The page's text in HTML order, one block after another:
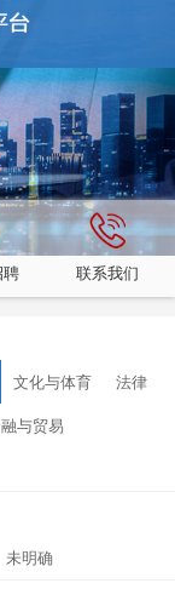
联系我们
文化与体育
法律
与贸易
未明确